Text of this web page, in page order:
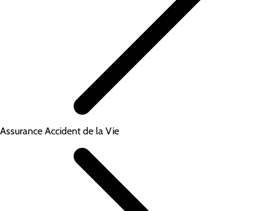
Assurance Accident de la Vie